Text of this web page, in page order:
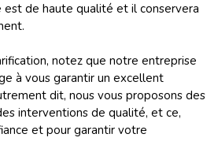
de haute qualité et il conservera
notez que notre entreprise
à vous garantir un excellent
dit, nous vous proposons des
interventions de qualité, et ce,
et pour garantir votre